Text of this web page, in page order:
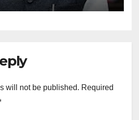
will not be published. Required